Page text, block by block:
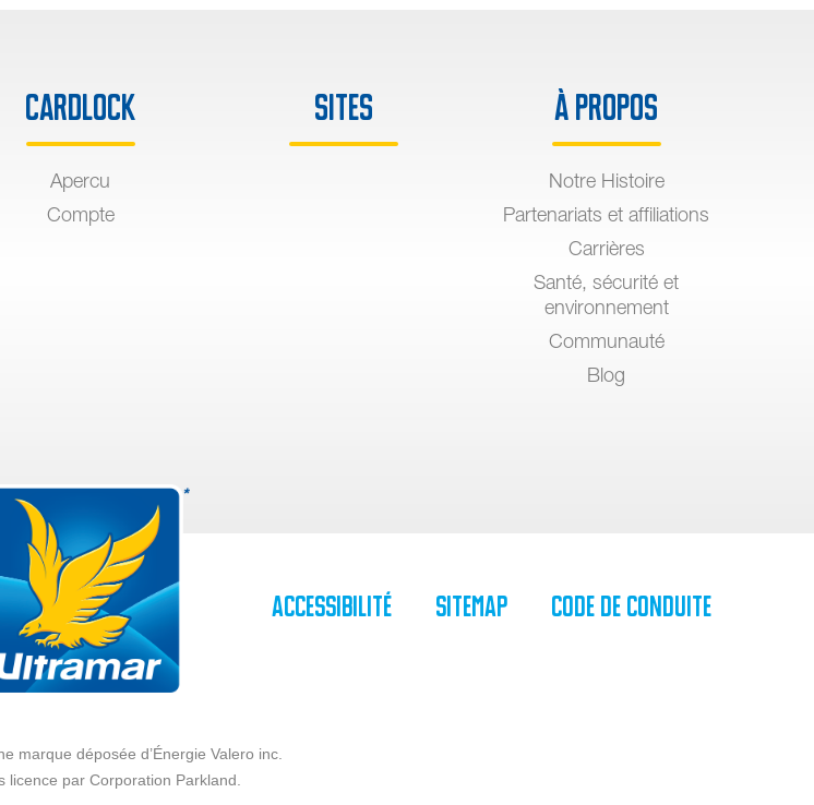
Cardlock
Apercu
Compte
sites À propos
Notre Histoire
Partenariats et affiliations
Carrières
Santé, sécurité et
environnement
Communauté
Blog
Accessibilité SiteMap Code de Conduite
marque déposée d’Énergie Valero inc.
licence par Corporation Parkland.